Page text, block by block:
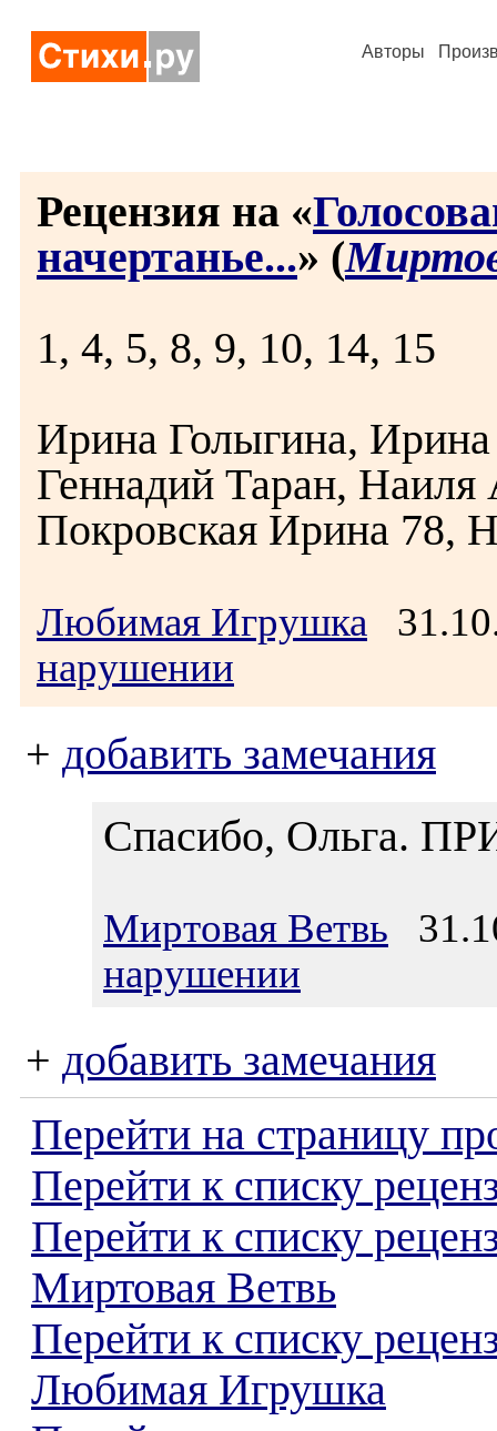
Авторы
Рецензия на «
начертанье...» (
1, 4, 5, 8, 9, 10, 14, 15
Ирина Голыгина,
Геннадий Таран,
Покровская Ирина 78,
Любимая Игрушка
нарушении
+ добавить замечания
Спасибо, Ольга.
Миртовая Ветвь
нарушении
+ добавить замечания
Перейти на страницу
Перейти к списку
Перейти к списку
Миртовая Ветвь
Перейти к списку
Любимая Игрушка